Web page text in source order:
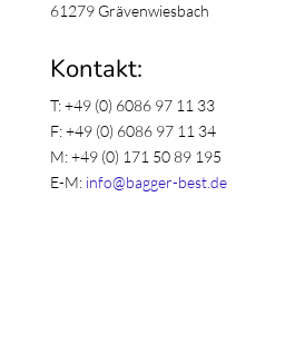
61279 Grävenwiesbach
Kontakt:
T: +49 (0) 6086 97 11 33
F: +49 (0) 6086 97 11 34
M: +49 (0) 171 50 89 195
E-M: info@bagger-best.de